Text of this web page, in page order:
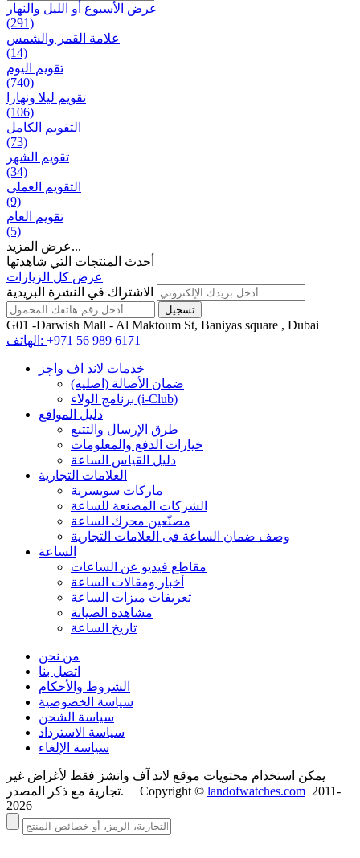
عرض الأسبوع أو الليل والنهار
(291)
علامة القمر والشمس
(14)
تقویم الیوم
(740)
تقويم ليلا ونهارا
(106)
التقويم الكامل
(73)
تقويم الشهر
(34)
التقويم العملی
(9)
تقويم العام
(5)
عرض المزيد...
أحدث المنتجات التي شاهدتها
عرض كل الزيارات
الاشتراك في النشرة البريدية
G01 -Darwish Mall - Al Maktoum St, Baniyas square , Dubai
الهاتف: +971 56 989 6171
خدمات لاند اف واچز
ضمان الأصالة (اصلیه)
برنامج الولاء (i-Club)
دليل المواقع
طرق الإرسال والتتبع
خيارات الدفع والمعلومات
دليل القياس الساعة
العلامات التجارية
ماركات سويسرية
الشركات المصنعة للساعة
مصنّعين محرك الساعة
وصف ضمان الساعة فی العلامات التجارية
الساعة
مقاطع فيديو عن الساعات
أخبار ومقالات الساعة
تعريفات ميزات الساعة
مشاهدة الصيانة
تاريخ الساعة
من نحن
اتصل بنا
الشروط والأحكام
سياسة الخصوصية
سياسة الشحن
سياسة الاسترداد
سياسة الإلغاء
يمكن استخدام محتويات موقع لاند آف واتشز فقط لأغراض غير
تجارية مع ذكر المصدر. Copyright © landofwatches.com 2011-
2026